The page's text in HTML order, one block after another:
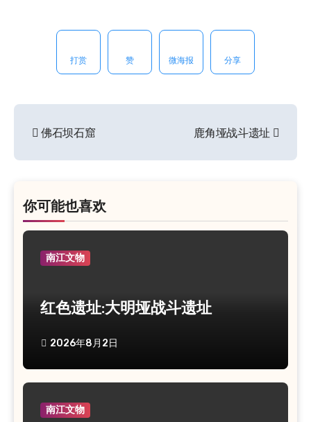
打赏 赞 微海报 分享
文
章
航
佛石坝石窟 鹿角垭战斗遗址
你可能也喜欢
南江文物
红色遗址:大明垭战斗遗址
2026年8月2日
南江文物